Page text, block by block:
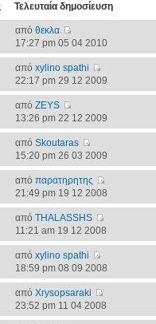
Τελευταία δημοσίευση
απόθεκλα
17:27 pm 05 04 2010
απόxylino spathi
22:17 pm 29 12 2009
απόZEYS
13:26 pm 22 12 2009
απόSkoutaras
15:20 pm 26 03 2009
απόπαρατηρητης
21:49 pm 19 12 2008
απόTHALASSHS
11:21 am 19 12 2008
απόxylino spathi
18:59 pm 08 09 2008
απόXrysopsaraki
23:52 pm 11 04 2008